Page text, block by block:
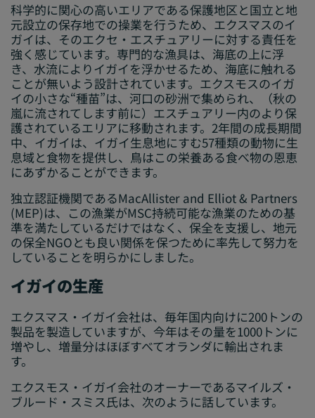
科学的に関心の高いエリアである保護地区と国立と地
元設立の保存地での操業を行うため、エクスマスのイ
ガイは、そのエクセ・エスチュアリーに対する責任を
強く感じています。専門的な漁具は、海底の上に浮
き、水流によりイガイを浮かせるため、海底に触れる
ことが無いよう設計されています。エクスモスのイガ
イの小さな“種苗”は、河口の砂洲で集められ、（秋の
嵐に流されてします前に）エスチュアリー内のより保
護されているエリアに移動されます。2年間の成長期間
中、イガイは、イガイ生息地にすむ57種類の動物に生
息域と食物を提供し、鳥はこの栄養ある食べ物の恩恵
にあずかることができます。
独立認証機関であるMacAllister and Elliot & Partners
(MEP)は、この漁業がMSC持続可能な漁業のための基
準を満たしているだけではなく、保全を支援し、地元
の保全NGOとも良い関係を保つために率先して努力を
していることを明らかにしました。
イガイの生産
エクスマス・イガイ会社は、毎年国内向けに200トンの
製品を製造していますが、今年はその量を1000トンに
増やし、増量分はほぼすべてオランダに輸出されま
す。
エクスモス・イガイ会社のオーナーであるマイルズ・
ブルード・スミス氏は、次のように話しています。